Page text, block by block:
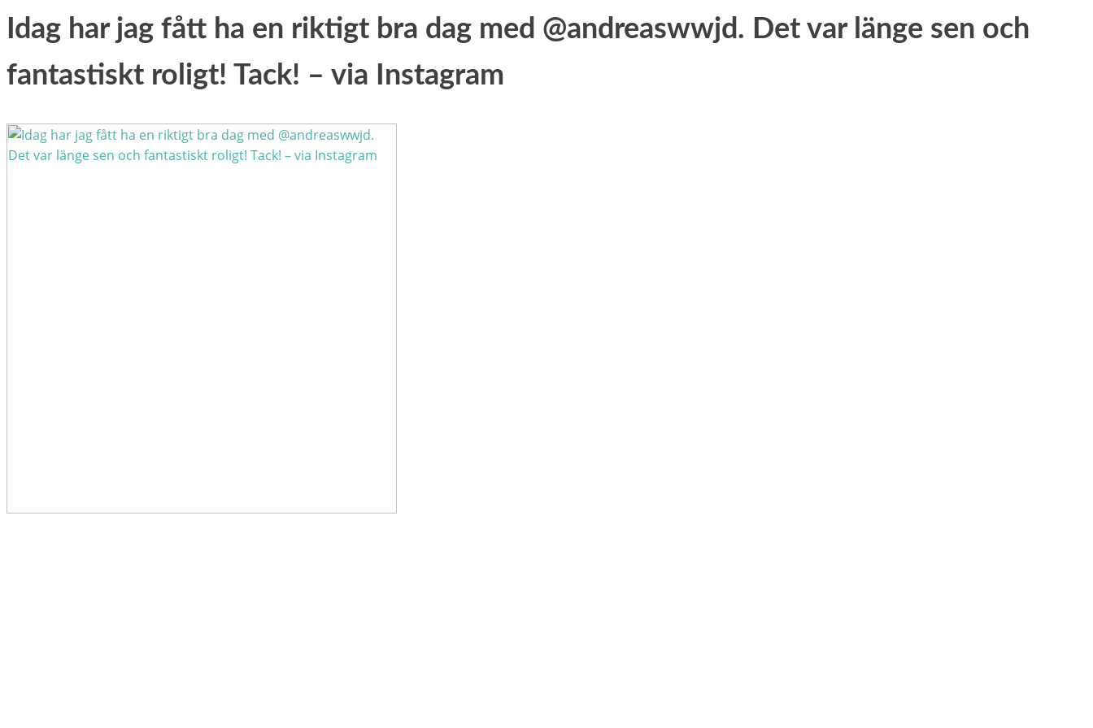
Idag har jag fått ha en riktigt bra dag med @andreaswwjd. Det var länge sen och
fantastiskt roligt! Tack! – via Instagram